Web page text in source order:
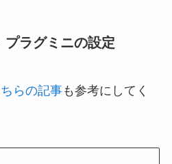
プラグミニの設定
らの記事も参考にしてく